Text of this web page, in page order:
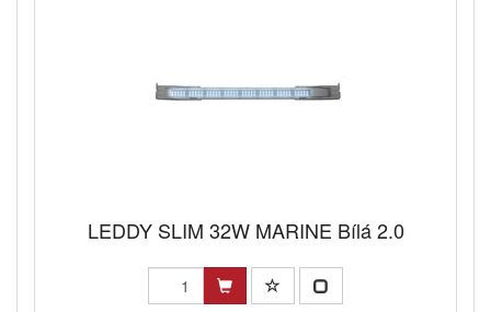
LEDDY SLIM 32W MARINE Bílá 2.0